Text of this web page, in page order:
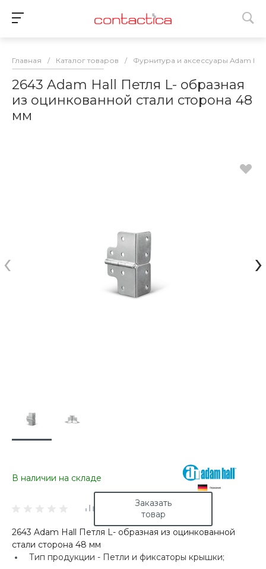
Главная / Каталог товаров / Фурнитура и аксессуары Adam Hall
2643 Adam Hall Петля L- образная
из оцинкованной стали сторона 48
мм
‹ ›
В наличии на складе
Заказать
товар
2643 Adam Hall Петля L- образная из оцинкованной
стали сторона 48 мм
Тип продукции - Петли и фиксаторы крышки;